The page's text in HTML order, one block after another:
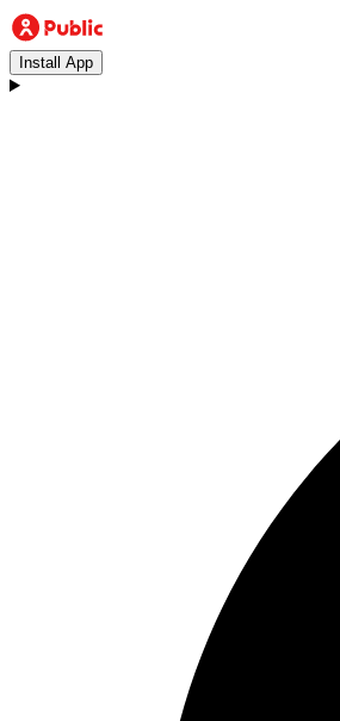
Install App